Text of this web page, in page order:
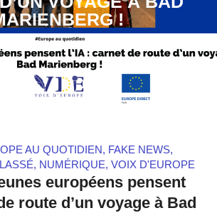
!
AU QUOTIDIEN, FAKE NEWS,
, NUMÉRIQUE, VOIX D'EUROPE
européens pensent
route d’un voyage à Bad